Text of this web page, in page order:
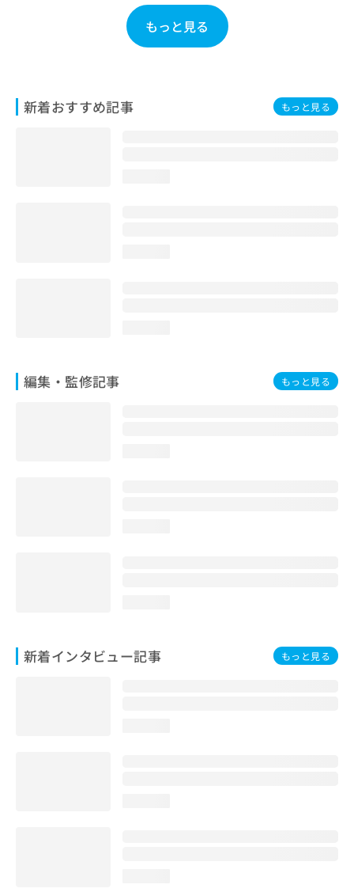
もっと見る
新着おすすめ記事 もっと見る
編集・監修記事 もっと見る
新着インタビュー記事 もっと見る
は